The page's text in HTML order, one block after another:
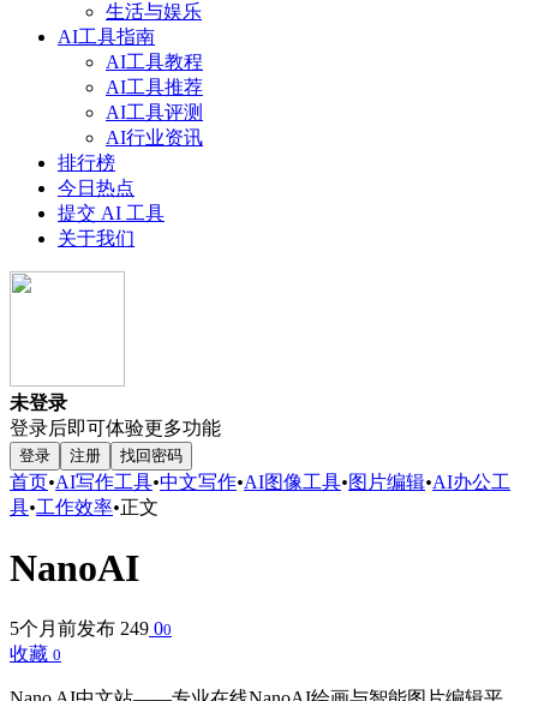
生活与娱乐
AI工具指南
AI工具教程
AI工具推荐
AI工具评测
AI行业资讯
排行榜
今日热点
提交 AI 工具
关于我们
未登录
登录后即可体验更多功能
登录 注册 找回密码
首页•AI写作工具•中文写作•AI图像工具•图片编辑•AI办公工
具•工作效率•正文
NanoAI
5个月前发布 249 00
收藏 0